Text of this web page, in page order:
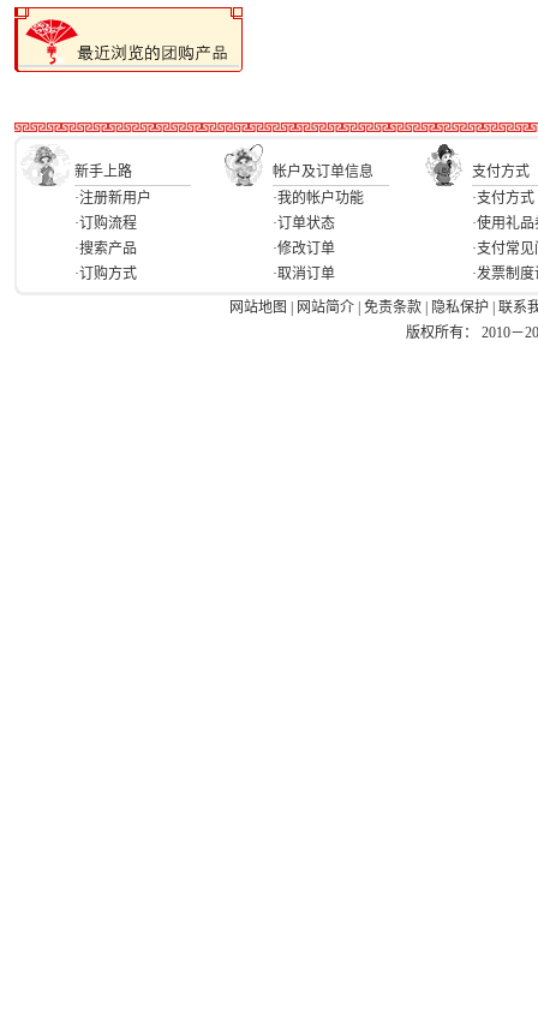
新手上路 帐户及订单信息
支付方式
·注册新用户
·订购流程
·搜索产品
·订购方式
·我的帐户功能
·订单状态
·修改订单
·取消订单
·支付方式
·使用礼品
·支付常
·发票制
网站地图
网站简介 免责条款 隐私保护
联系
版权所有： 2010－